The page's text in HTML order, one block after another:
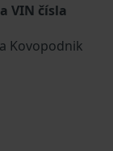
VIN čísla
Kovopodnik